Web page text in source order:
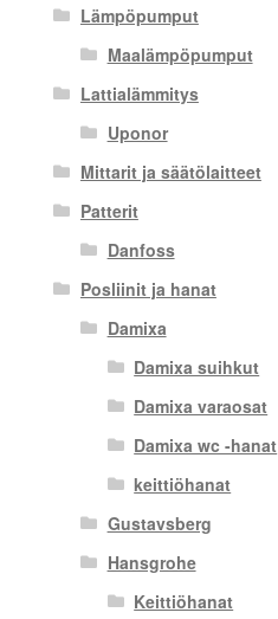
Lämpöpumput
Maalämpöpumput
Lattialämmitys
Uponor
Mittarit ja säätölaitteet
Patterit
Danfoss
Posliinit ja hanat
Damixa
Damixa suihkut
Damixa varaosat
Damixa wc -hanat
keittiöhanat
Gustavsberg
Hansgrohe
Keittiöhanat